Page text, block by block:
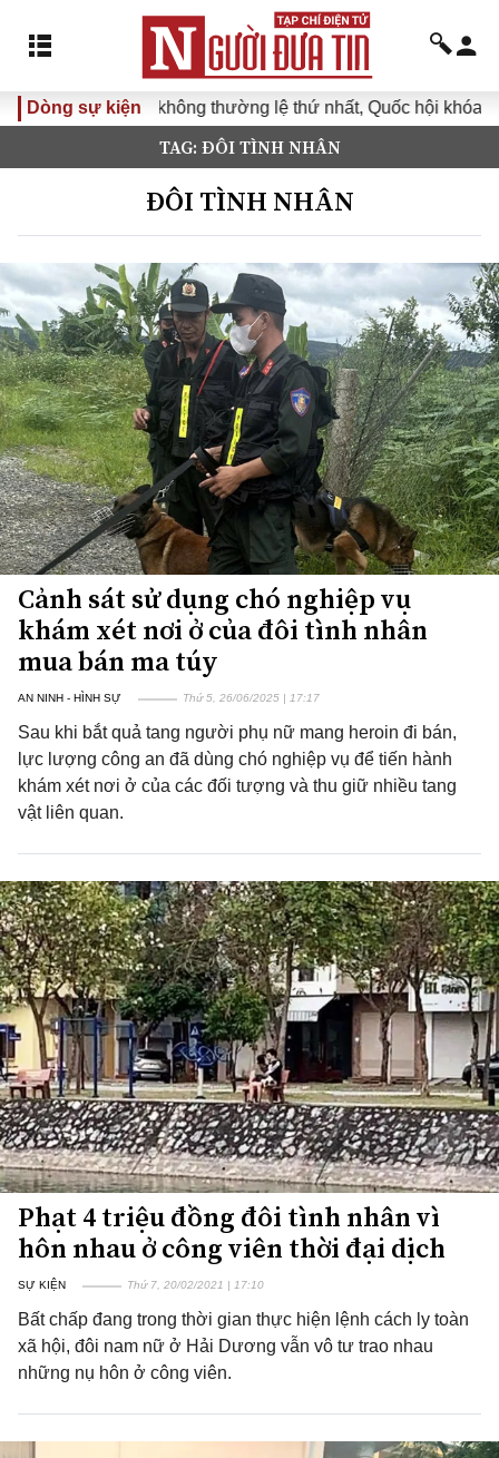
Dòng sự kiện
Kỳ họp không thường lệ thứ nhất, Quốc hội khóa XVI
TAG: ĐÔI TÌNH NHÂN
ĐÔI TÌNH NHÂN
Cảnh sát sử dụng chó nghiệp vụ
khám xét nơi ở của đôi tình nhân
mua bán ma túy
AN NINH - HÌNH SỰ Thứ 5, 26/06/2025 | 17:17
Sau khi bắt quả tang người phụ nữ mang heroin đi bán,
lực lượng công an đã dùng chó nghiệp vụ để tiến hành
khám xét nơi ở của các đối tượng và thu giữ nhiều tang
vật liên quan.
Phạt 4 triệu đồng đôi tình nhân vì
hôn nhau ở công viên thời đại dịch
SỰ KIỆN Thứ 7, 20/02/2021 | 17:10
Bất chấp đang trong thời gian thực hiện lệnh cách ly toàn
xã hội, đôi nam nữ ở Hải Dương vẫn vô tư trao nhau
những nụ hôn ở công viên.